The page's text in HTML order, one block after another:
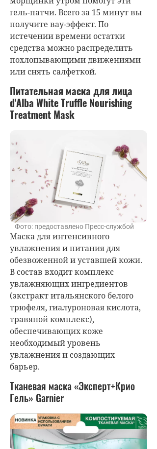
гель-патчи. Всего за 15 минут вы
получите вау-эффект. По
истечении времени остатки
средства можно распределить
похлопывающими движениями
или снять салфеткой.
Питательная маска для лица
d'Alba White Truffle Nourishing
Treatment Mask
Фото: предоставлено Пресс-службой
Маска для интенсивного
увлажнения и питания для
обезвоженной и уставшей кожи.
В состав входит комплекс
увлажняющих ингредиентов
(экстракт итальянского белого
трюфеля, гиалуроновая кислота,
травяной комплекс),
обеспечивающих коже
необходимый уровень
увлажнения и создающих
барьер.
Тканевая маска «Эксперт+Крио
Гель» Garnier